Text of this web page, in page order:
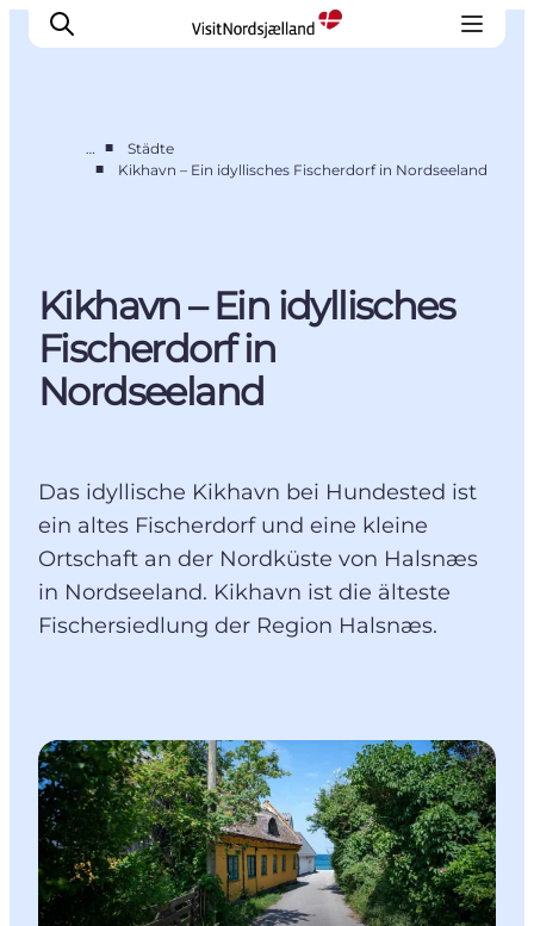
Unterkünfte
Städte
Reiseplanung
… ■
Städte
■
Kikhavn – Ein idyllisches Fischerdorf in Nordseeland
Kikhavn – Ein idyllisches
Fischerdorf in
Nordseeland
Das idyllische Kikhavn bei Hundested ist
ein altes Fischerdorf und eine kleine
Ortschaft an der Nordküste von Halsnæs
in Nordseeland. Kikhavn ist die älteste
Fischersiedlung der Region Halsnæs.